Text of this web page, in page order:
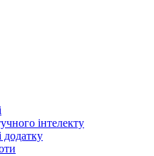
інтелекту
додатку